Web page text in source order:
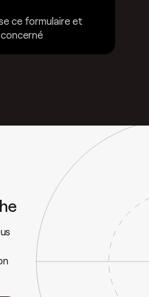
ce formulaire et